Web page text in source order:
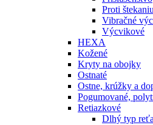
Proti štekaniu
Vibračné
Výcvikové
HEXA
Kožené
Kryty na obojky
Ostnaté
Ostne, krúžky a
Pogumované,
Retiazkové
Dlhý typ